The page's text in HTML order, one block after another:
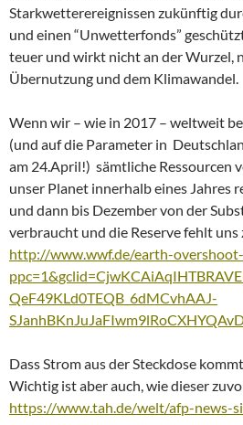
Starkwetterereignissen zukünftig
und einen “Unwetterfonds”
teuer und wirkt nicht an der Wurzel,
Übernutzung und dem Klimawandel.
Wenn wir – wie in 2017 – weltweit
(und auf die Parameter in
am 24.April!) sämtliche Ressourcen
unser Planet innerhalb eines Jahres
und dann bis Dezember von der
verbraucht und die Reserve fehlt uns
http://www.wwf.de/earth-
QeF49KLd0TEQB_6dMCvhAAJ-
Dass Strom aus der Steckdose
Wichtig ist aber auch, wie dieser
https://www.tah.de/welt/afp-news-